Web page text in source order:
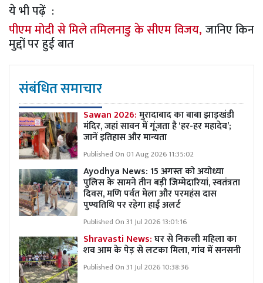
ये भी पढ़ें :
पीएम मोदी से मिले तमिलनाडु के सीएम विजय, जानिए किन
मुद्दों पर हुई बात
संबंधित समाचार
Sawan 2026:मुरादाबाद का बाबा झाड़खंडी
मंदिर, जहां सावन में गूंजता है ‘हर-हर महादेव’;
जानें इतिहास और मान्यता
Published On 01 Aug 2026 11:35:02
Ayodhya News: 15 अगस्त को अयोध्या
पुलिस के सामने तीन बड़ी जिम्मेदारियां, स्वतंत्रता
दिवस, मणि पर्वत मेला और परमहंस दास
पुण्यतिथि पर रहेगा हाई अलर्ट
Published On 31 Jul 2026 13:01:16
Shravasti News:घर से निकली महिला का
शव आम के पेड़ से लटका मिला, गांव में सनसनी
Published On 31 Jul 2026 10:38:36